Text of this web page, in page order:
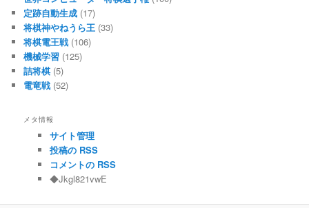
定跡自動生成 (17)
将棋神やねうら王 (33)
将棋電王戦 (106)
機械学習 (125)
詰将棋 (5)
電竜戦 (52)
メタ情報
サイト管理
投稿の RSS
コメントの RSS
◆Jkgl821vwE